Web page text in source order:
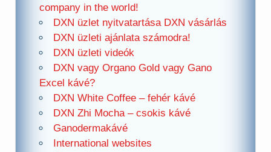
company in the world!
DXN üzlet nyitvatartása DXN vásárlás
DXN üzleti ajánlata számodra!
DXN üzleti videók
DXN vagy Organo Gold vagy Gano
Excel kávé?
DXN White Coffee – fehér kávé
DXN Zhi Mocha – csokis kávé
Ganodermakávé
International websites